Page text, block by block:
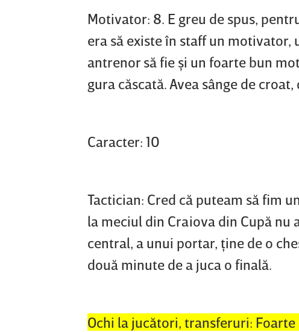
Motivator: 8. E greu de spus,
era să existe în staff un
antrenor să fie şi un foarte bun
gura căscată. Avea sânge de
Caracter: 10
Tactician: Cred că puteam să fim
la meciul din Craiova din Cupă
central, a unui portar, ţine de o
două minute de a juca o finală.
Ochi la jucători, transferuri: